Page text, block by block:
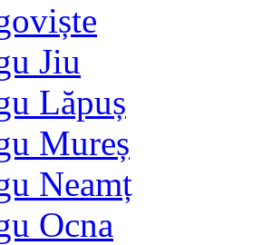
Jiu
Lăpuș
Mureș
Neamț
Ocna